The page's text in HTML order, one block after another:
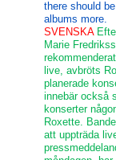
there should
albums more.
SVENSKA
Marie
live, avbröts
planerade
innebär också
konserter
Roxette.
att uppträda